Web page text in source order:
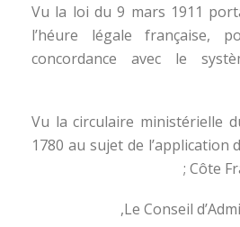
Vu la loi du 9 mars 1911
l’héure légale française,
concordance avec le
Vu la circulaire ministérielle
1780 au sujet de l’application
Côte
Le Conseil